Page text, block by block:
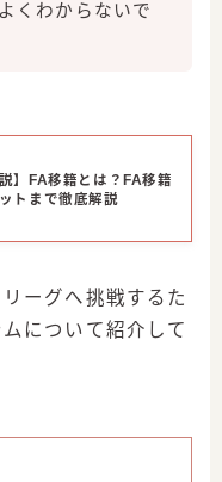
くわからないで
】FA移籍とは？FA移籍
トまで徹底解説
ーグへ挑戦するた
について紹介して